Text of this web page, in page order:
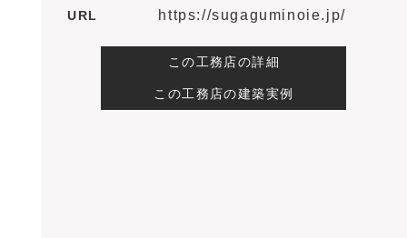
URL https://sugaguminoie.jp/
この工務店の詳細
この工務店の建築実例